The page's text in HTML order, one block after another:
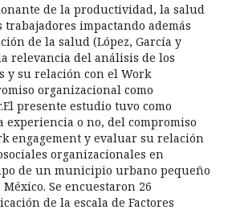
de la productividad, la salud
impactando además
de la salud (López, García y
relevancia del análisis de los
y su relación con el Work
organizacional como
presente estudio tuvo como
o no, del compromiso
engagement y evaluar su relación
organizacionales en
de un municipio urbano pequeño
Se encuestaron 26
de la escala de Factores